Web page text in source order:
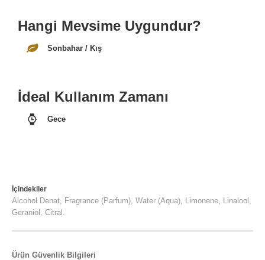
Ürün Güvenlik Bilgileri
Hangi Mevsime Uygundur?
Sonbahar / Kış
İdeal Kullanım Zamanı
Gece
İçindekiler
Alcohol Denat, Fragrance (Parfum), Water (Aqua), Limonene, Linalool,
Geraniol, Citral.